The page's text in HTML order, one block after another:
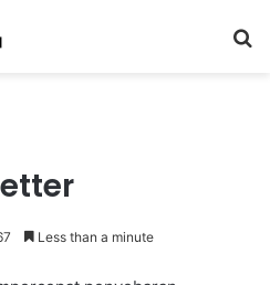
Less than a minute